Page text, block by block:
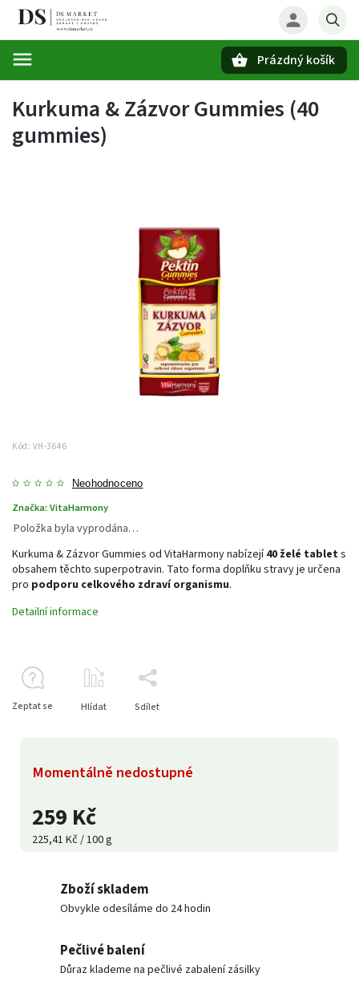
Prázdný košík
Kurkuma & Zázvor Gummies (40
gummies)
Kód: VH-3646
Neohodnoceno
Značka: VitaHarmony
259 Kč
225,41 Kč / 100 g
Momentálně nedostupné
Položka byla vyprodána…
Kurkuma & Zázvor Gummies od VitaHarmony nabízejí40 želé tablets
obsahem těchto superpotravin. Tato forma doplňku stravy je určena
pro podporu celkového zdraví organismu.
Detailní informace
Zeptat se Hlídat Sdílet
Zboží skladem
Obvykle odesíláme do 24 hodin
Pečlivé balení
Důraz klademe na pečlivé zabalení zásilky